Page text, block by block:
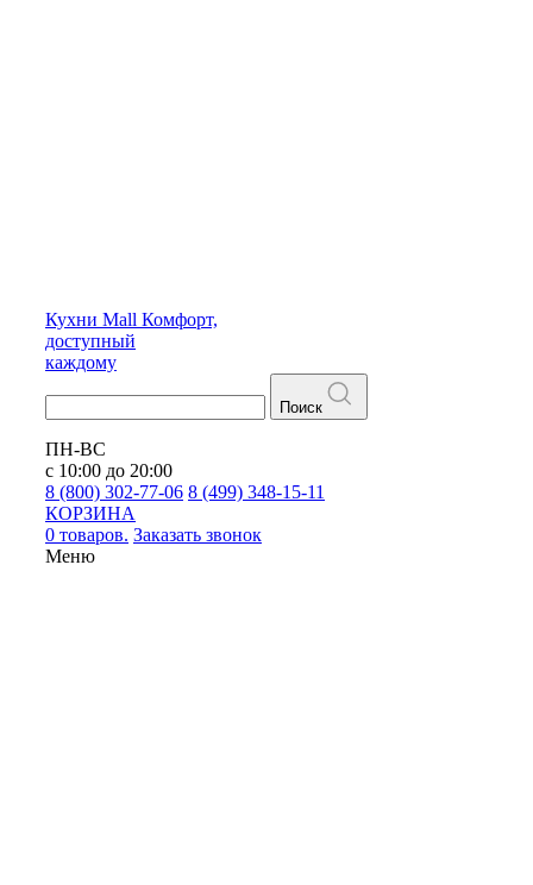
Кухни Mall Комфорт,
доступный
каждому
Поиск
ПН-ВС
с 10:00 до 20:00
8 (800) 302-77-06 8 (499) 348-15-11
КОРЗИНА
0 товаров. Заказать звонок
Меню